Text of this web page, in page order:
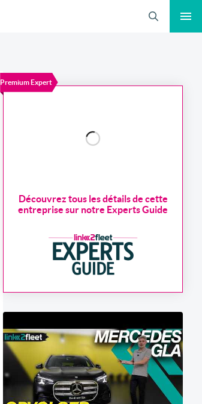
Premium Expert
Découvrez tous les détails de cette
entreprise sur notre Experts Guide